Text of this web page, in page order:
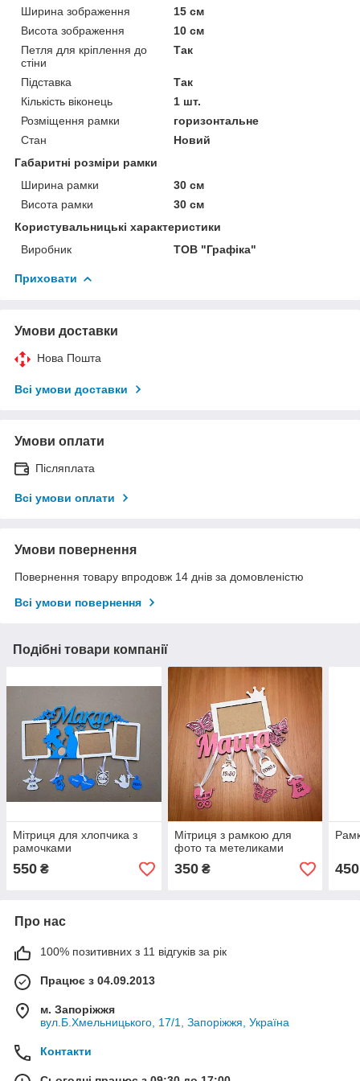
Ширина зображення
15 см
Висота зображення
10 см
Петля для кріплення до
стіни
Так
Підставка
Так
Кількість віконець
1 шт.
Розміщення рамки
горизонтальне
Стан
Новий
Габаритні розміри рамки
Ширина рамки
30 см
Висота рамки
30 см
Користувальницькі характеристики
Виробник
ТОВ "Графіка"
Приховати
Умови доставки
Нова Пошта
Всі умови доставки
Умови оплати
Післяплата
Всі умови оплати
Умови повернення
Повернення товару впродовж 14 днів за домовленістю
Всі умови повернення
Подібні товари компанії
Мітриця для хлопчика з
рамочками
550 ₴
Мітриця з рамкою для
фото та метеликами
350₴ 450
Про нас
100% позитивних з 11 відгуків за рік
Працює з 04.09.2013
м. Запоріжжя
вул.Б.Хмельницького, 17/1, Запоріжжя, Україна
Контакти